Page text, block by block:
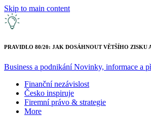
Skip to main content
PRAVIDLO 80/20: JAK DOSÁHNOUT VĚTŠÍHO ZISKU
Business a podnikáníNovinky, informace a
Finanční nezávislost
Česko inspiruje
Firemní právo & strategie
More